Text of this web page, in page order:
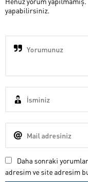
yapabilirsiniz.
Daha sonraki
adresim ve site adresim